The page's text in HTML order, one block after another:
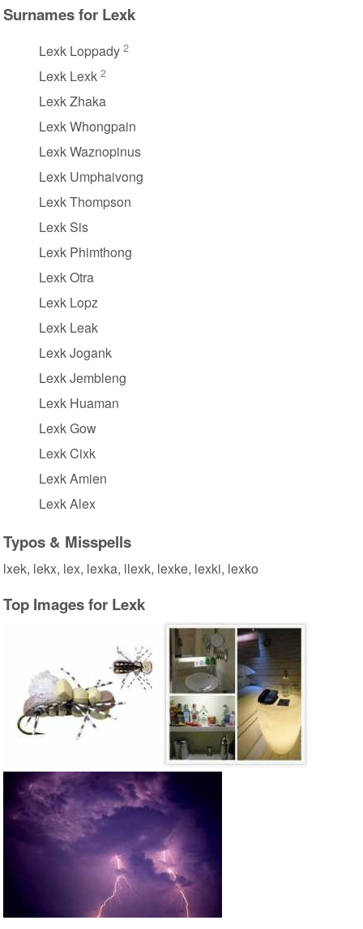
Surnames for Lexk
Lexk Loppady 2
Lexk Lexk 2
Lexk Zhaka
Lexk Whongpain
Lexk Waznopinus
Lexk Umphaivong
Lexk Thompson
Lexk Sis
Lexk Phimthong
Lexk Otra
Lexk Lopz
Lexk Leak
Lexk Jogank
Lexk Jembleng
Lexk Huaman
Lexk Gow
Lexk Cixk
Lexk Amien
Lexk Alex
Typos & Misspells
lxek, lekx, lex, lexka, llexk, lexke, lexki, lexko
Top Images for Lexk